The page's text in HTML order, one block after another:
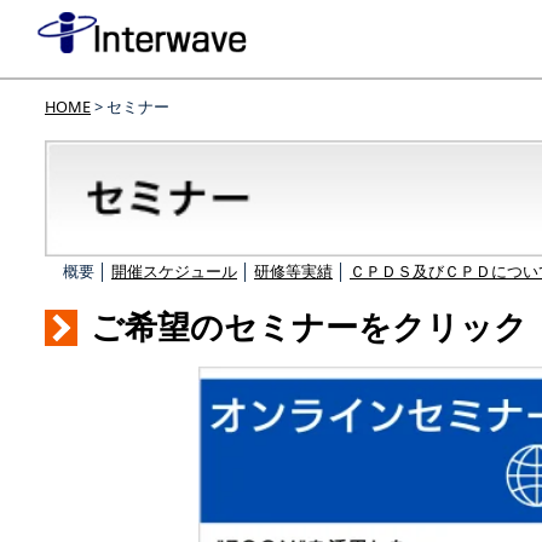
HOME> セミナー
概要 │ 開催スケジュール 研修等実績 ＣＰＤＳ及びＣＰＤにつ
ご希望のセミナーをクリック